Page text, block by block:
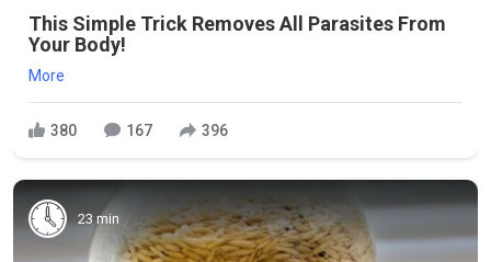
This Simple Trick Removes All Parasites From
Your Body!
More
380 167 396
23 min